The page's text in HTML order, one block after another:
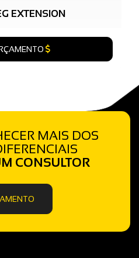
EXTENSION
MAIS DOS
CONSULTOR